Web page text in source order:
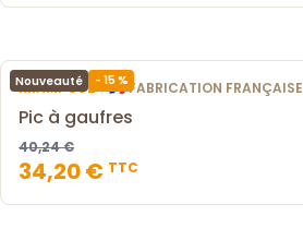
Nouveauté - 15 %
KRAMPOUZ| 🇫🇷 FABRICATION FRANÇAISE
Pic à gaufres
40,24 €
34,20 € TTC